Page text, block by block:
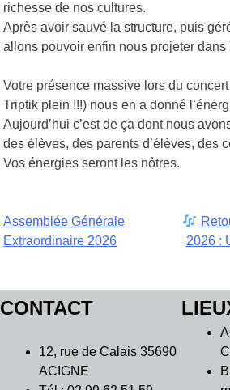
richesse de nos cultures.
Après avoir sauvé la structure, puis
allons pouvoir enfin nous projeter dans
Votre présence massive lors du
Triptik plein !!!) nous en a donné
Aujourd’hui c’est de ça dont nous
des élèves, des parents d’élèves, des
Vos énergies seront les nôtres.
Navigation
Assemblée Générale
Extraordinaire 2026
2026 :
CONTACT
12, rue de Calais 35690
ACIGNE